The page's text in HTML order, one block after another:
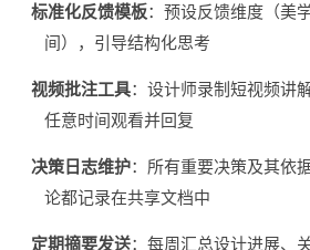
标准化反馈模板：预设反馈维度（美
间），引导结构化思考
视频批注工具：设计师录制短视频讲
任意时间观看并回复
决策日志维护：所有重要决策及其依
论都记录在共享文档中
定期摘要发送：每周汇总设计进展、